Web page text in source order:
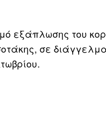
εξάπλωσης του
σε